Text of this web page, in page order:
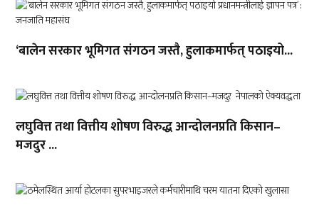
‘बालेन सरकार भूमिगत संगठन जस्तै, हुलाकमार्फत् पठाइयो...
लघुवित्त तथा वित्तीय शोषण विरुद्ध आन्दोलनप्रति किसान–
मजदुर ...